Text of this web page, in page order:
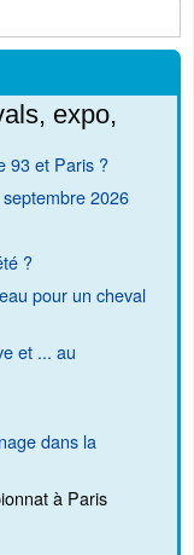
expo,
93 et Paris ?
2026
?
pour un cheval
et ... au
dans la
à Paris